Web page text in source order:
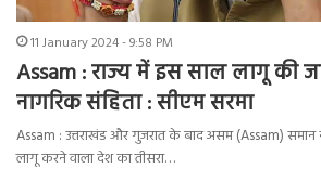
11 January 2024 - 9:58 PM
Assam : राज्य में इस साल लागू की
नागरिक संहिता : सीएम सरमा
Assam : उत्तराखंड और गुजरात के बाद असम (Assam) समान
लागू करने वाला देश का तीसरा…